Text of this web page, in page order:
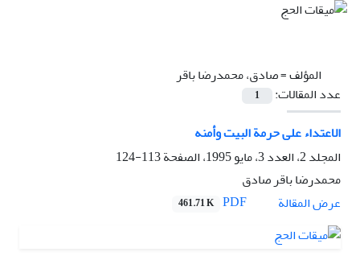
المؤلف =صادق، محمدرضا باقر
عدد المقالات:
1
الاعتداء على حرمة البيت وأمنه
المجلد 2، العدد 3، مايو 1995، الصفحة
113-124
محمدرضا باقر صادق
عرض المقالة
461.71 K